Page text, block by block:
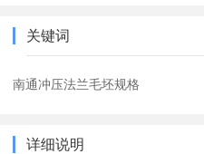
关键词
南通冲压法兰毛坯规格
详细说明